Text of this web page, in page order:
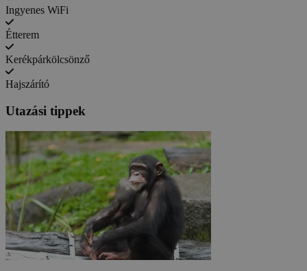
Ingyenes WiFi
Étterem
Kerékpárkölcsönző
Hajszárító
Utazási tippek